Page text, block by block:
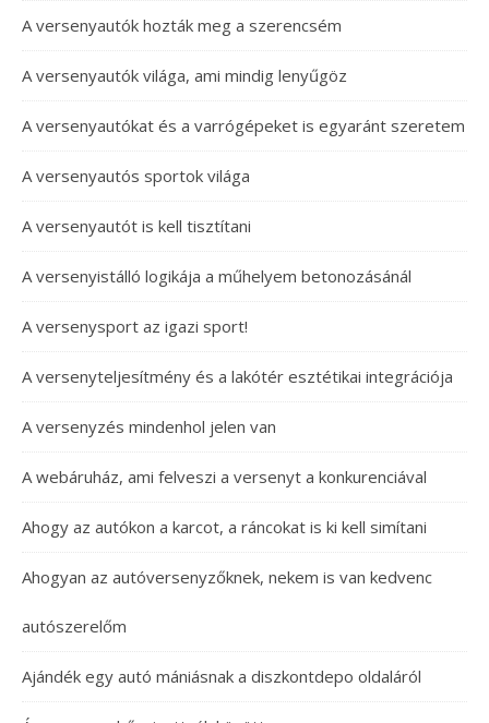
A versenyautók hozták meg a szerencsém
A versenyautók világa, ami mindig lenyűgöz
A versenyautókat és a varrógépeket is egyaránt szeretem
A versenyautós sportok világa
A versenyautót is kell tisztítani
A versenyistálló logikája a műhelyem betonozásánál
A versenysport az igazi sport!
A versenyteljesítmény és a lakótér esztétikai integrációja
A versenyzés mindenhol jelen van
A webáruház, ami felveszi a versenyt a konkurenciával
Ahogy az autókon a karcot, a ráncokat is ki kell simítani
Ahogyan az autóversenyzőknek, nekem is van kedvenc
autószerelőm
Ajándék egy autó mániásnak a diszkontdepo oldaláról